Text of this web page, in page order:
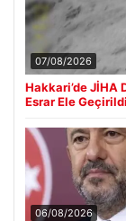
07/08/2026
Hakkari’de JİHA
Esrar Ele Geçirildi
06/08/2026